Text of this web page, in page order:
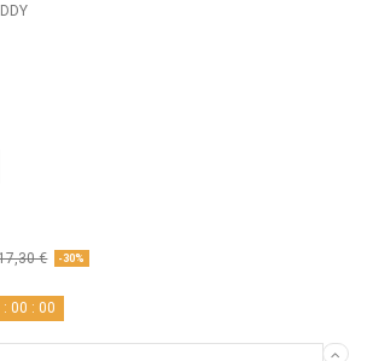
€ -30%
:00 :00